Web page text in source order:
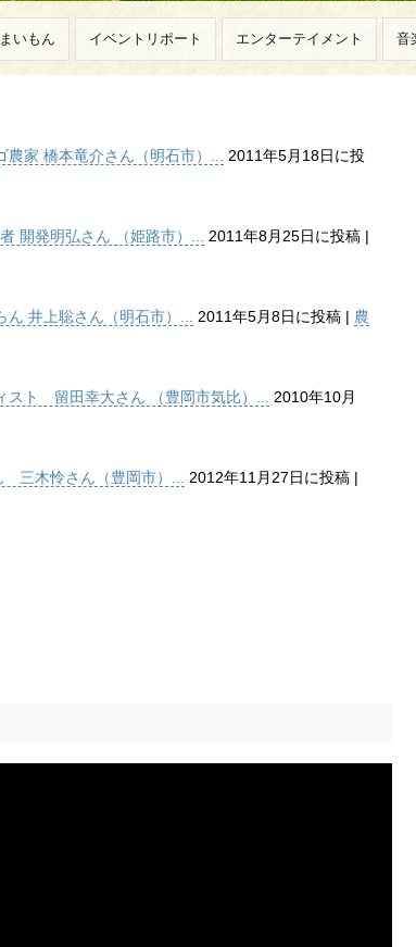
いもん イベントリポート エンターテイメント 音
家 橋本竜介さん（明石市）...
2011年5月18日に投
発明弘さん （姫路市）... 2011年8月25日に投稿 |
井上聡さん（明石市）... 2011年5月8日に投稿 | 農
スト 留田幸大さん （豊岡市気比）...
2010年10月
木怜さん（豊岡市）... 2012年11月27日に投稿 |